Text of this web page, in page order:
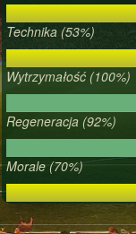
Technika (53%)
Wytrzymałość (100%)
Regeneracja (92%)
Morale (70%)